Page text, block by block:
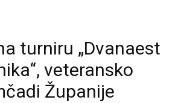
turniru „Dvanaest
veteransko
Županije